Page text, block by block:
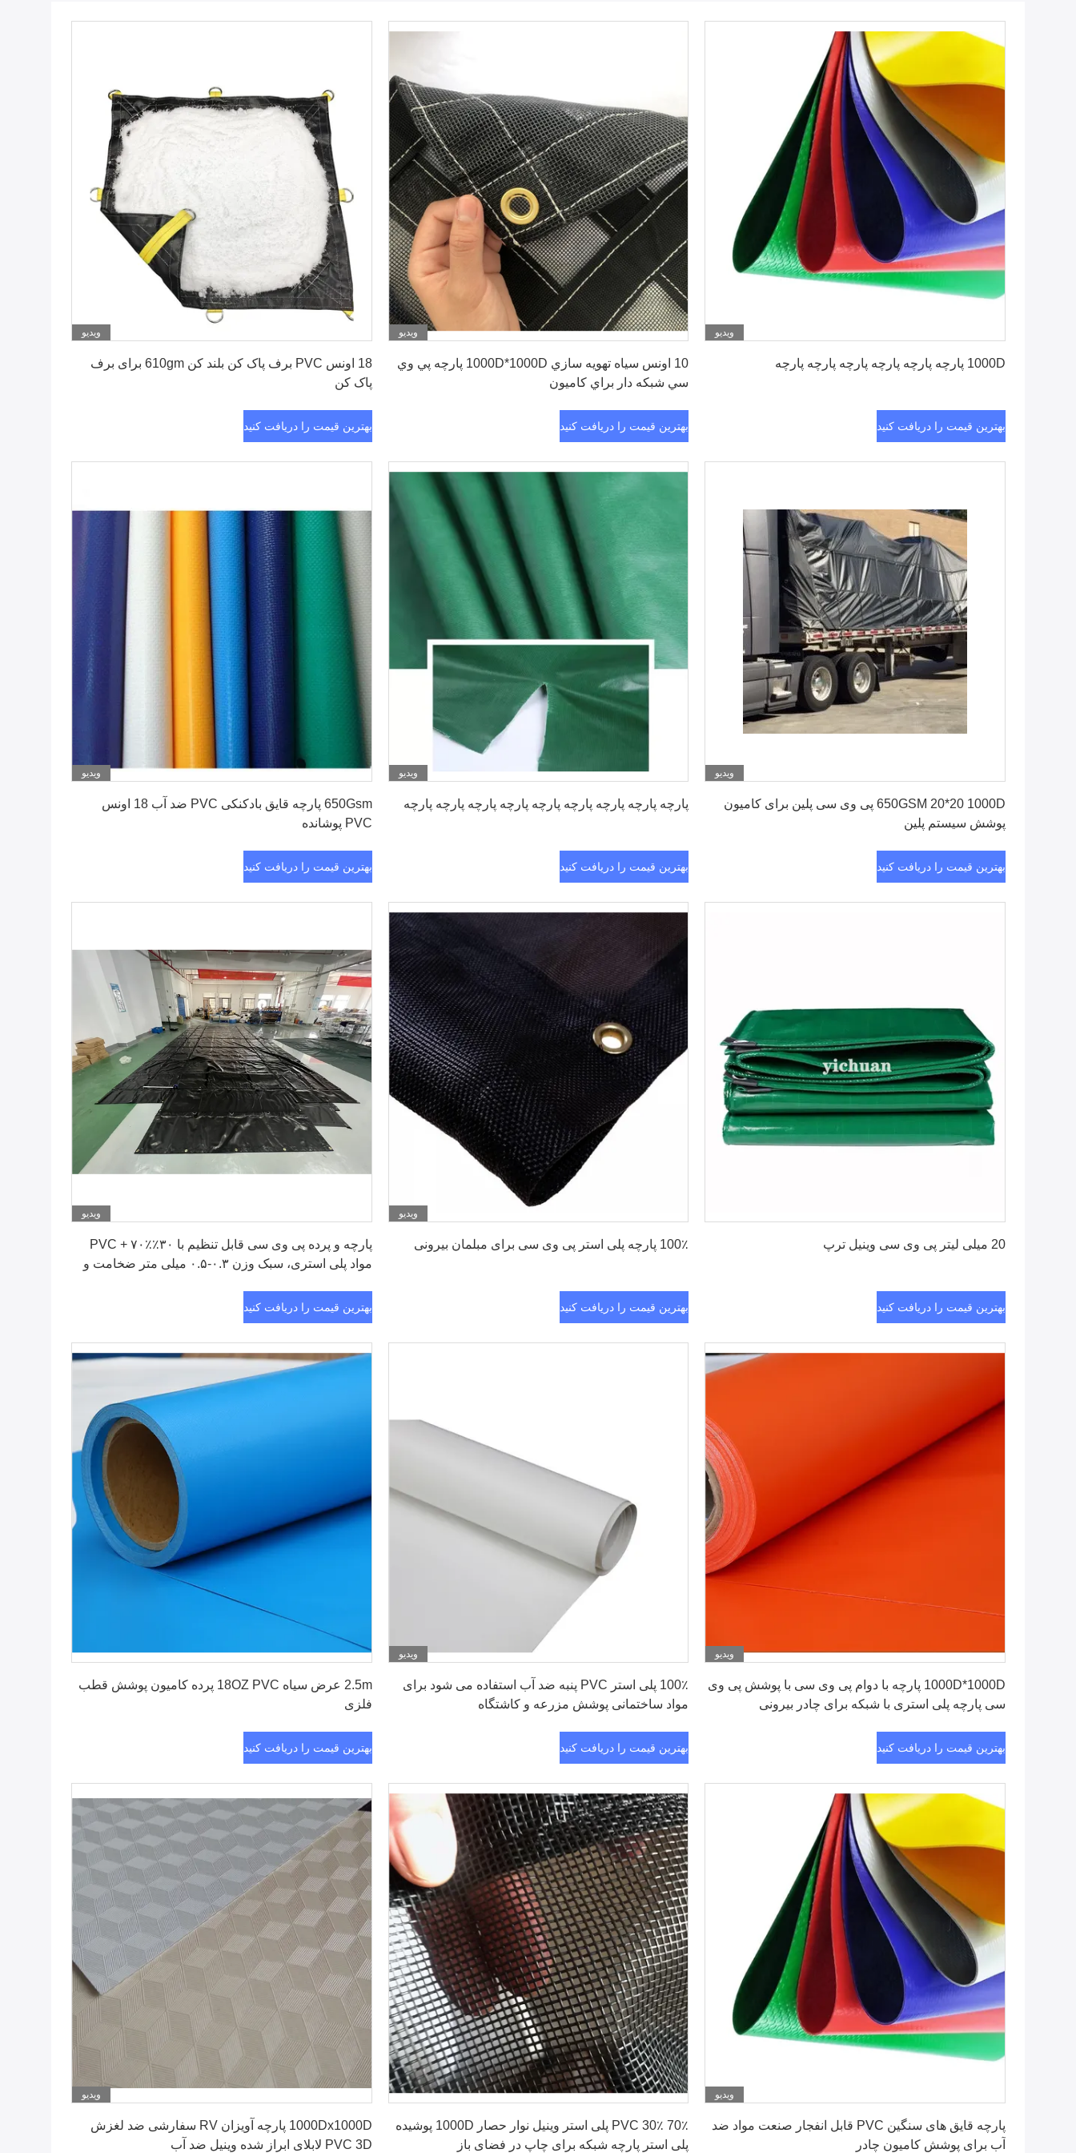
ویدیو
1000D پارچه پارچه پارچه پارچه پارچه پارچه
بهترین قیمت را دریافت کنید
ویدیو
10 اونس سياه تهويه سازي 1000D*1000D پارچه پي وي
سي شبكه دار براي کاميون
بهترین قیمت را دریافت کنید
ویدیو
18 اونس PVC برف پاک کن بلند کن 610gm برای برف
پاک کن
بهترین قیمت را دریافت کنید
ویدیو
650GSM 20*20 1000D پی وی سی پلین برای کامیون
پوشش سیستم پلین
بهترین قیمت را دریافت کنید
ویدیو
پارچه پارچه پارچه پارچه پارچه پارچه پارچه پارچه پارچه
بهترین قیمت را دریافت کنید
ویدیو
650Gsm پارچه قایق بادکنکی PVC ضد آب 18 اونس
PVC پوشانده
بهترین قیمت را دریافت کنید
20 میلی لیتر پی وی سی وینیل ترپ
بهترین قیمت را دریافت کنید
ویدیو
100٪ پارچه پلی استر پی وی سی برای مبلمان بیرونی
بهترین قیمت را دریافت کنید
ویدیو
پارچه و پرده پی وی سی قابل تنظیم با ۳۰٪PVC + ۷۰٪
مواد پلی استری، سبک وزن ۰.۳-۰.۵ میلی متر ضخامت و
بهترین قیمت را دریافت کنید
ویدیو
1000D*1000D پارچه با دوام پی وی سی با پوشش پی وی
سی پارچه پلی استری با شبکه برای چادر بیرونی
بهترین قیمت را دریافت کنید
ویدیو
100٪ پلی استر PVC پنبه ضد آب استفاده می شود برای
مواد ساختمانی پوشش مزرعه و کاشتگاه
بهترین قیمت را دریافت کنید
2.5m عرض سیاه 18OZ PVC پرده کامیون پوشش قطب
فلزی
بهترین قیمت را دریافت کنید
ویدیو
پارچه قایق های سنگین PVC قابل انفجار صنعت مواد ضد
آب برای پوشش کامیون چادر
70٪ PVC 30٪ پلی استر وینیل نوار حصار 1000D پوشیده
پلی استر پارچه شبکه برای چاپ در فضای باز
ویدیو
1000Dx1000D پارچه آویزان RV سفارشی ضد لغزش
PVC 3D لابلای ابراز شده وینیل ضد آب